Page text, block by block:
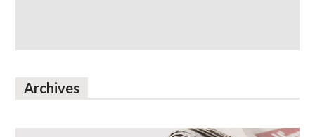
Archives